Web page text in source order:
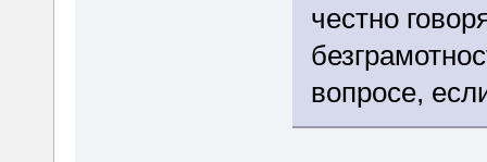
честно
вопросе,